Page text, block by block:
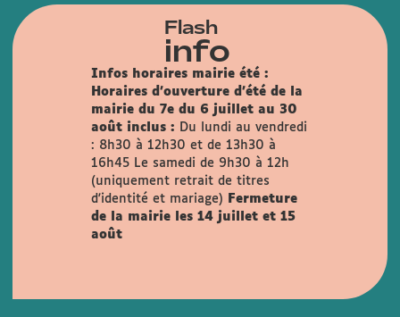
Flash
info
Infos horaires mairie été :
Horaires d'ouverture d'été de la
mairie du 7e du 6 juillet au 30
août inclus :
Du lundi au vendredi
: 8h30 à 12h30 et de 13h30 à
16h45
Le samedi de 9h30 à 12h
(uniquement retrait de titres
d'identité et mariage)
Fermeture
de la mairie les 14 juillet et 15
août